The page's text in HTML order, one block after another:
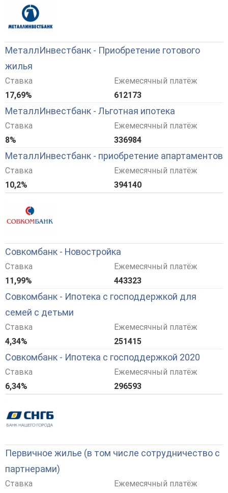
МеталлИнвестбанк - Приобретение готового
жилья
Ставка
17,69%
Ежемесячный платёж
612173
МеталлИнвестбанк - Льготная ипотека
Ставка
8%
Ежемесячный платёж
336984
МеталлИнвестбанк - приобретение апартаментов
Ставка
10,2%
Ежемесячный платёж
394140
Совкомбанк - Новостройка
Ставка
11,99%
Ежемесячный платёж
443323
Совкомбанк - Ипотека с господдержкой для
семей с детьми
Ставка
4,34%
Ежемесячный платёж
251415
Совкомбанк - Ипотека с господдержкой 2020
Ставка
6,34%
Ежемесячный платёж
296593
Первичное жилье (в том числе сотрудничество с
партнерами)
Ставка Ежемесячный платёж